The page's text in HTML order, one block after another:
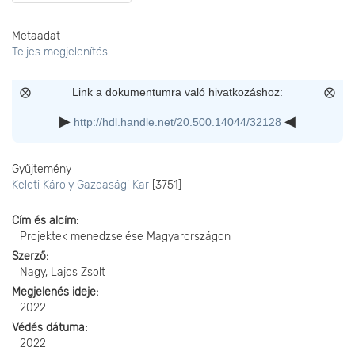
Metaadat
Teljes megjelenítés
Link a dokumentumra való hivatkozáshoz:
http://hdl.handle.net/20.500.14044/32128
Gyűjtemény
Keleti Károly Gazdasági Kar [3751]
Cím és alcím
Projektek menedzselése Magyarországon
Szerző
Nagy, Lajos Zsolt
Megjelenés ideje
2022
Védés dátuma
2022